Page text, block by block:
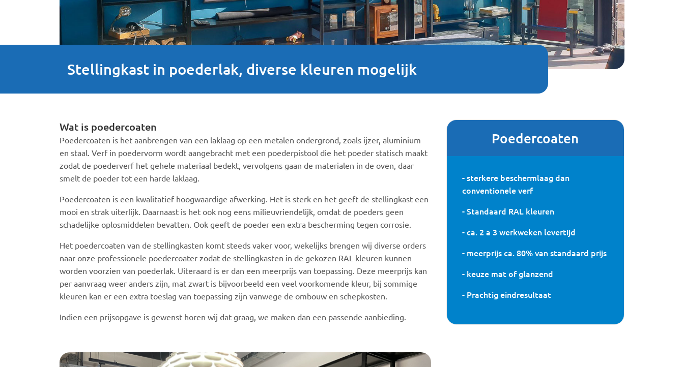
Stellingkast in poederlak, diverse kleuren mogelijk
Wat is poedercoaten
Poedercoaten is het aanbrengen van een laklaag op een metalen ondergrond, zoals ijzer, aluminium
en staal. Verf in poedervorm wordt aangebracht met een poederpistool die het poeder statisch maakt
zodat de poederverf het gehele materiaal bedekt, vervolgens gaan de materialen in de oven, daar
smelt de poeder tot een harde laklaag.
Poedercoaten is een kwalitatief hoogwaardige afwerking. Het is sterk en het geeft de stellingkast een
mooi en strak uiterlijk. Daarnaast is het ook nog eens milieuvriendelijk, omdat de poeders geen
schadelijke oplosmiddelen bevatten. Ook geeft de poeder een extra bescherming tegen corrosie.
Het poedercoaten van de stellingkasten komt steeds vaker voor, wekelijks brengen wij diverse orders
naar onze professionele poedercoater zodat de stellingkasten in de gekozen RAL kleuren kunnen
worden voorzien van poederlak. Uiteraard is er dan een meerprijs van toepassing. Deze meerprijs kan
per aanvraag weer anders zijn, mat zwart is bijvoorbeeld een veel voorkomende kleur, bij sommige
kleuren kan er een extra toeslag van toepassing zijn vanwege de ombouw en schepkosten.
Indien een prijsopgave is gewenst horen wij dat graag, we maken dan een passende aanbieding.
Poedercoaten
- sterkere beschermlaag dan
conventionele verf
- Standaard RAL kleuren
- ca. 2 a 3 werkweken levertijd
- meerprijs ca. 80% van standaard prijs
- keuze mat of glanzend
- Prachtig eindresultaat